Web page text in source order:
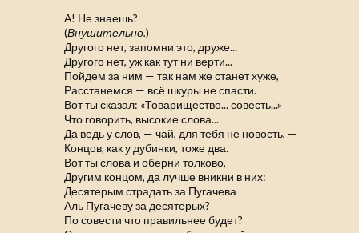
А! Не знаешь?
(Внушительно.)
Другого нет, запомни это, друже...
Другого нет, уж как тут ни верти...
Пойдем за ним — так нам же станет хуже,
Расстанемся — всё шкуры не спасти.
Вот ты сказал: «Товарищество... совесть...»
Что говорить, высокие слова...
Да ведь у слов, — чай, для тебя не новость, —
Концов, как у дубинки, тоже два.
Вот ты слова и оберни толково,
Другим концом, да лучше вникни в них:
Десятерым страдать за Пугачева
Аль Пугачеву за десятерых?
По совести что правильнее будет?